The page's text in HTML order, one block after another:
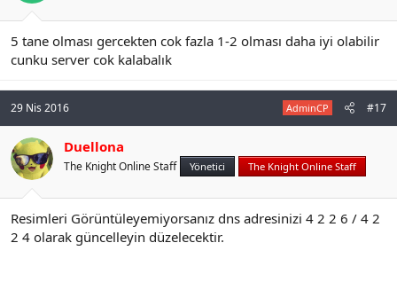
5 tane olması gercekten cok fazla 1-2 olması daha iyi olabilir
cunku server cok kalabalık
29 Nis 2016 AdminCP #17
Duellona
The Knight Online Staff Yönetici The Knight Online Staff
Resimleri Görüntüleyemiyorsanız dns adresinizi 4 2 2 6 / 4 2
2 4 olarak güncelleyin düzelecektir.